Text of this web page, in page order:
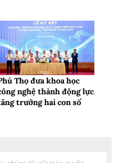
Thọ đưa khoa học
nghệ thành động lực
trưởng hai con số